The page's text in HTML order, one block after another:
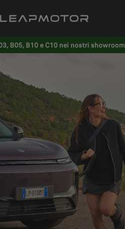
B05, B10 e C10 nei nostri showroom